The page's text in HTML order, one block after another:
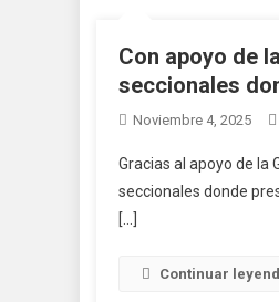
Con apoyo de
seccionales
Noviembre 4, 2025
Gracias al apoyo de la
seccionales donde
[…]
Continuar